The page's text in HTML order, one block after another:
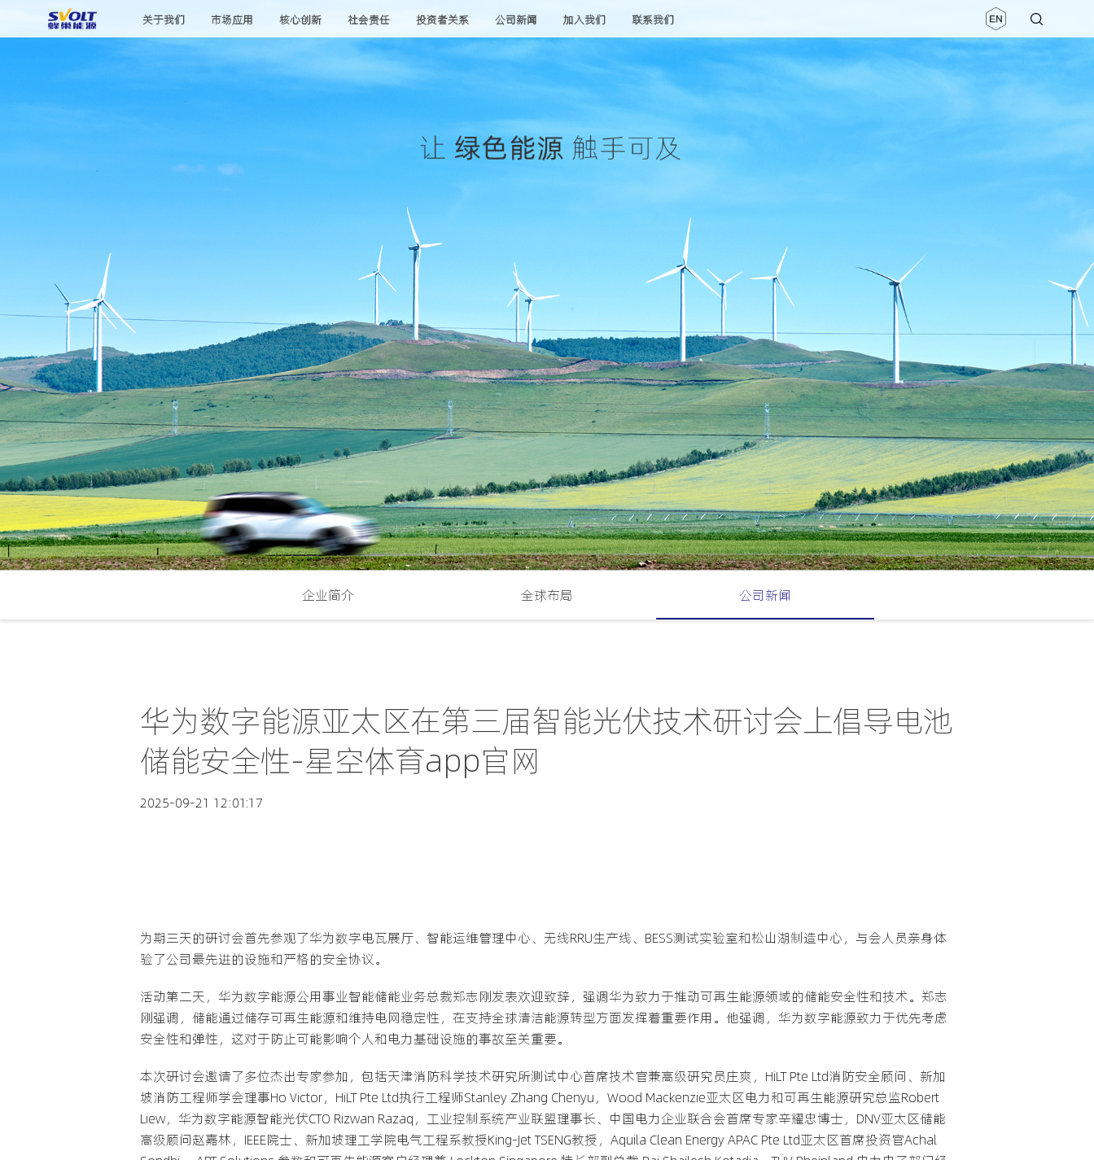
关于我们 市场应用 核心创新 社会责任 投资者关系 公司新闻 加入我们 联系我们
企业简介 全球布局 公司新闻
华为数字能源亚太区在第三届智能光伏技术研讨会上倡导电池
储能安全性-星空体育app官网
2025-09-21 12:01:17
为期三天的研讨会首先参观了华为数字电瓦展厅、智能运维管理中心、无线RRU生产线、BESS测试实验室和松山湖制造中心，与会人员亲身体
验了公司最先进的设施和严格的安全协议。
活动第二天，华为数字能源公用事业智能储能业务总裁郑志刚发表欢迎致辞，强调华为致力于推动可再生能源领域的储能安全性和技术。郑志
刚强调，储能通过储存可再生能源和维持电网稳定性，在支持全球清洁能源转型方面发挥着重要作用。他强调，华为数字能源致力于优先考虑
安全性和弹性，这对于防止可能影响个人和电力基础设施的事故至关重要。
本次研讨会邀请了多位杰出专家参加，包括天津消防科学技术研究所测试中心首席技术官兼高级研究员庄爽，HiLT Pte Ltd消防安全顾问、新加
坡消防工程师学会理事Ho Victor，HiLT Pte Ltd执行工程师Stanley Zhang Chenyu，Wood Mackenzie亚太区电力和可再生能源研究总监Robert
Liew，华为数字能源智能光伏CTO Rizwan Razaq，工业控制系统产业联盟理事长、中国电力企业联合会首席专家辛耀忠博士，DNV亚太区储能
高级顾问赵嘉林，IEEE院士、新加坡理工学院电气工程系教授King-Jet TSENG教授，Aquila Clean Energy APAC Pte Ltd亚太区首席投资官Achal